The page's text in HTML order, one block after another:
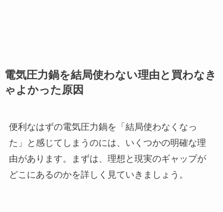
電気圧力鍋を結局使わない理由と買わなき
ゃよかった原因
便利なはずの電気圧力鍋を「結局使わなくなっ
た」と感じてしまうのには、いくつかの明確な理
由があります。まずは、理想と現実のギャップが
どこにあるのかを詳しく見ていきましょう。